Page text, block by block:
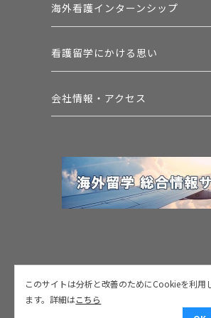
このサイトは分析と改善のためにCookieを利用
ます。詳細はこちら
海外看護インターンシップ
看護留学にかける思い
会社情報・アクセス